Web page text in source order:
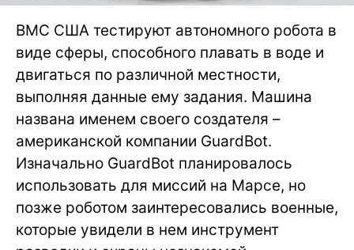
ВМС США тестируют автономного робота в
виде сферы, способного плавать в воде и
двигаться по различной местности,
выполняя данные ему задания. Машина
названа именем своего создателя –
американской компании GuardBot.
Изначально GuardBot планировалось
использовать для миссий на Марсе, но
позже роботом заинтересовались военные,
которые увидели в нем инструмент